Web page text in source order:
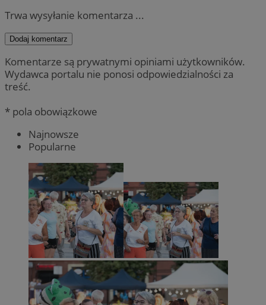
Trwa wysyłanie komentarza ...
Dodaj komentarz
Komentarze są prywatnymi opiniami użytkowników.
Wydawca portalu nie ponosi odpowiedzialności za
treść.
* pola obowiązkowe
Najnowsze
Popularne